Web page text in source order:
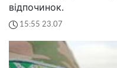
відпочинок.
15:55 23.07